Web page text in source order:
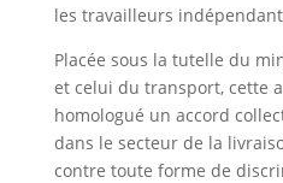
les travailleurs
Placée sous la tutelle du
et celui du transport, cette
homologué un accord
dans le secteur de la
contre toute forme de